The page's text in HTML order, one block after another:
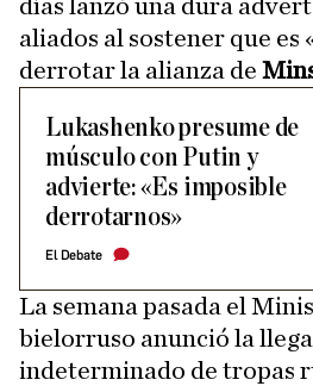
días lanzó una dura
aliados al sostener que es
derrotar la alianza de
Lukashenko presume de
músculo con Putin y
advierte: «Es imposible
derrotarnos»
El Debate
La semana pasada el
bielorruso anunció la
indeterminado de tropas